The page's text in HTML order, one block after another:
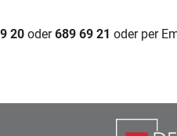
20 oder689 69 21 oder per